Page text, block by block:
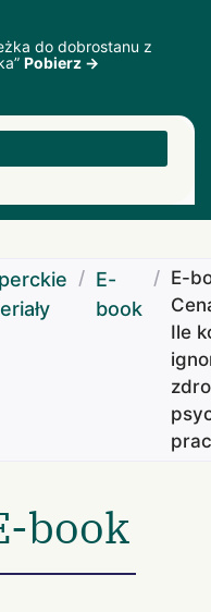
do dobrostanu z
Pobierz →
/ E-
book
/ E-
Ile
book